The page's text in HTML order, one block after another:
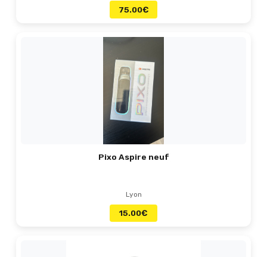
75.00€
Pixo Aspire neuf
Lyon
15.00€